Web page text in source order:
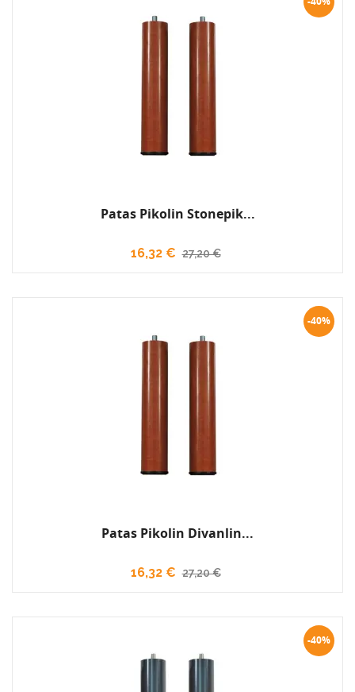
Patas Pikolin Stonepik...
16,32 € 27,20 €
-40%
Patas Pikolin Divanlin...
16,32 € 27,20 €
-40%